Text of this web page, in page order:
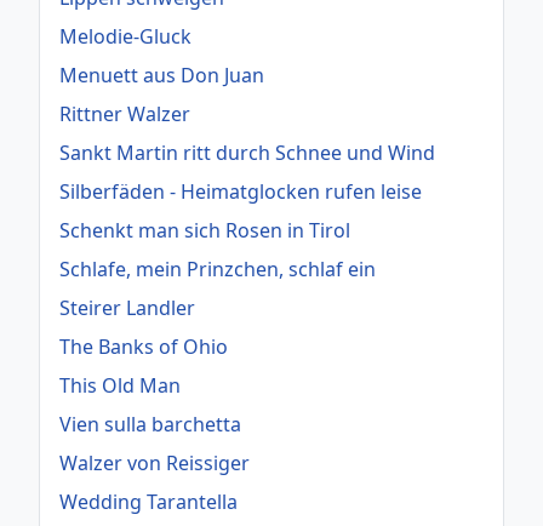
Melodie-Gluck
Menuett aus Don Juan
Rittner Walzer
Sankt Martin ritt durch Schnee und Wind
Silberfäden - Heimatglocken rufen leise
Schenkt man sich Rosen in Tirol
Schlafe, mein Prinzchen, schlaf ein
Steirer Landler
The Banks of Ohio
This Old Man
Vien sulla barchetta
Walzer von Reissiger
Wedding Tarantella